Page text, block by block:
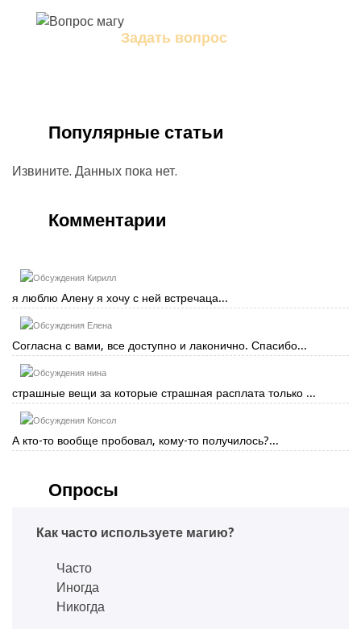
Задать вопрос
Популярные статьи
Извините. Данных пока нет.
Комментарии
Кирилл
я люблю Алену я хочу с ней встречаца...
Елена
Согласна с вами, все доступно и лаконично. Спасибо...
нина
страшные вещи за которые страшная расплата только ...
Консол
А кто-то вообще пробовал, кому-то получилось?...
Опросы
Как часто используете магию?
Часто
Иногда
Никогда